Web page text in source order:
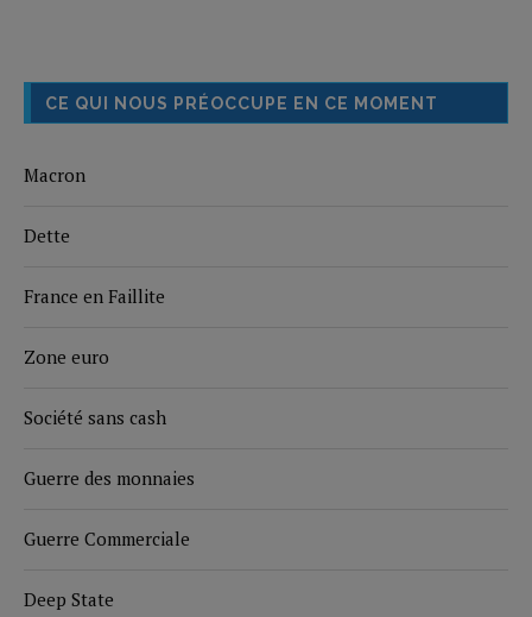
CE QUI NOUS PRÉOCCUPE EN CE MOMENT
Macron
Dette
France en Faillite
Zone euro
Société sans cash
Guerre des monnaies
Guerre Commerciale
Deep State